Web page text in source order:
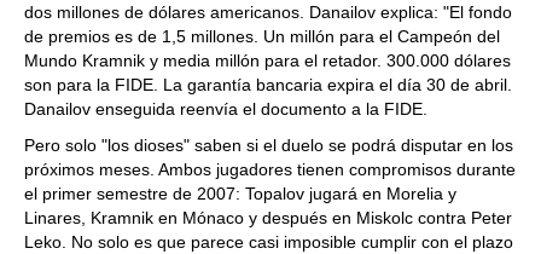
dos millones de dólares americanos. Danailov explica: "El fondo
de premios es de 1,5 millones. Un millón para el Campeón del
Mundo Kramnik y media millón para el retador. 300.000 dólares
son para la FIDE. La garantía bancaria expira el día 30 de abril.
Danailov enseguida reenvía el documento a la FIDE.
Pero solo "los dioses" saben si el duelo se podrá disputar en los
próximos meses. Ambos jugadores tienen compromisos durante
el primer semestre de 2007: Topalov jugará en Morelia y
Linares, Kramnik en Mónaco y después en Miskolc contra Peter
Leko. No solo es que parece casi imposible cumplir con el plazo